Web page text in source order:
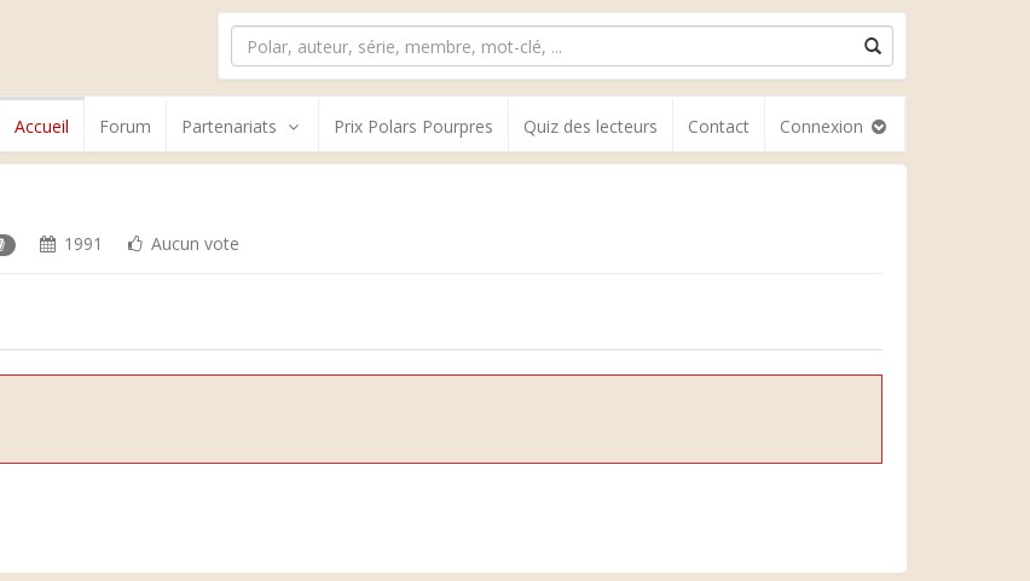
Accueil Forum Partenariats Prix Polars Pourpres Quiz des lecteurs Contact Connexion
1991 Aucun vote